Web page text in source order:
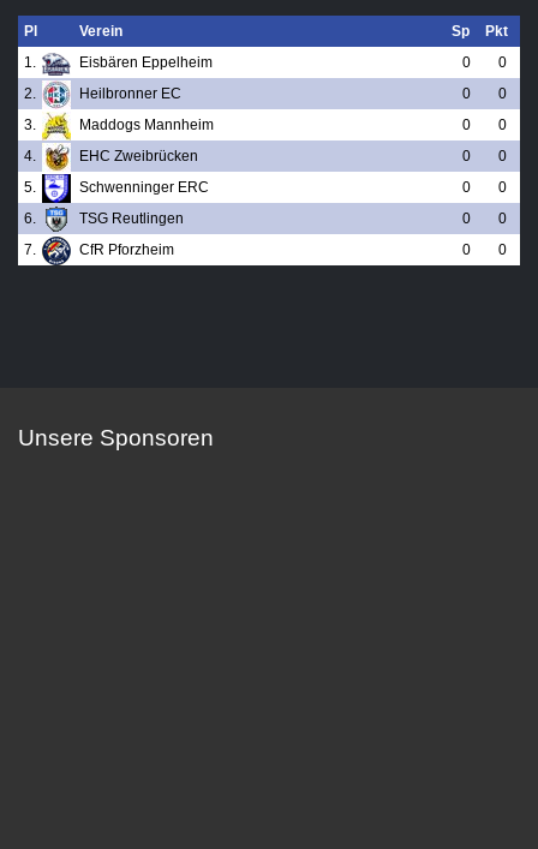
Pl Verein Sp
Pkt
1.
Eisbären Eppelheim 0
0
2.
Heilbronner EC 0
0
3.
Maddogs Mannheim 0
0
4.
EHC Zweibrücken 0
0
5.
Schwenninger ERC 0
0
6.
TSG Reutlingen 0
0
7.
CfR Pforzheim 0 0
Unsere Sponsoren